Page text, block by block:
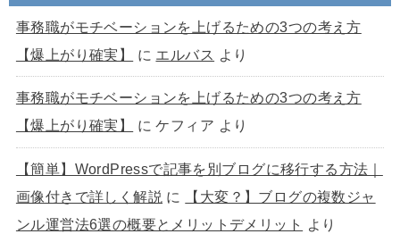
事務職がモチベーションを上げるための3つの考え方
【爆上がり確実】
に エルバス より
事務職がモチベーションを上げるための3つの考え方
【爆上がり確実】
にケフィア より
【簡単】WordPressで記事を別ブログに移行する方法｜
画像付きで詳しく解説 に
【大変？】ブログの複数ジャ
ンル運営法6選の概要とメリットデメリット
より